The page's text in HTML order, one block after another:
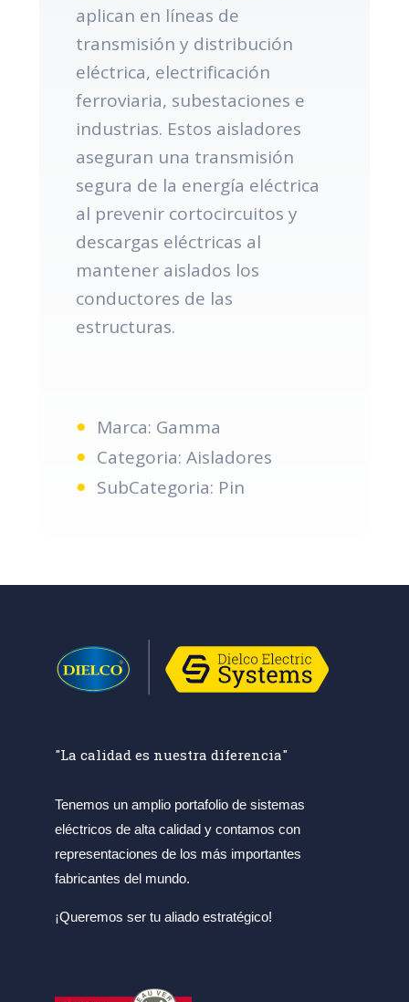
aplican en líneas de
transmisión y distribución
eléctrica, electrificación
ferroviaria, subestaciones e
industrias. Estos aisladores
aseguran una transmisión
segura de la energía eléctrica
al prevenir cortocircuitos y
descargas eléctricas al
mantener aislados los
conductores de las
estructuras.
Marca: Gamma
Categoria: Aisladores
SubCategoria: Pin
"La calidad es nuestra diferencia"
Tenemos un amplio portafolio de sistemas
eléctricos de alta calidad y contamos con
representaciones de los más importantes
fabricantes del mundo.
¡Queremos ser tu aliado estratégico!